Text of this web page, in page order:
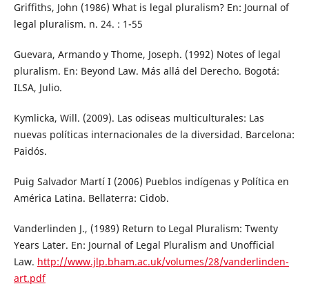
Griffiths, John (1986) What is legal pluralism? En: Journal of
legal pluralism. n. 24. : 1-55
Guevara, Armando y Thome, Joseph. (1992) Notes of legal
pluralism. En: Beyond Law. Más allá del Derecho. Bogotá:
ILSA, Julio.
Kymlicka, Will. (2009). Las odiseas multiculturales: Las
nuevas políticas internacionales de la diversidad. Barcelona:
Paidós.
Puig Salvador Martí I (2006) Pueblos indígenas y Política en
América Latina. Bellaterra: Cidob.
Vanderlinden J., (1989) Return to Legal Pluralism: Twenty
Years Later. En: Journal of Legal Pluralism and Unofficial
Law. http://www.jlp.bham.ac.uk/volumes/28/vanderlinden-
art.pdf